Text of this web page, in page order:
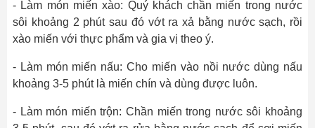
- Làm món miến xào: Quý khách chần miến trong nước
sôi khoảng 2 phút sau đó vớt ra xả bằng nước sạch, rồi
xào miến với thực phẩm và gia vị theo ý.
- Làm món miến nấu: Cho miến vào nồi nước dùng nấu
khoảng 3-5 phút là miến chín và dùng được luôn.
- Làm món miến trộn: Chần miến trong nước sôi khoảng